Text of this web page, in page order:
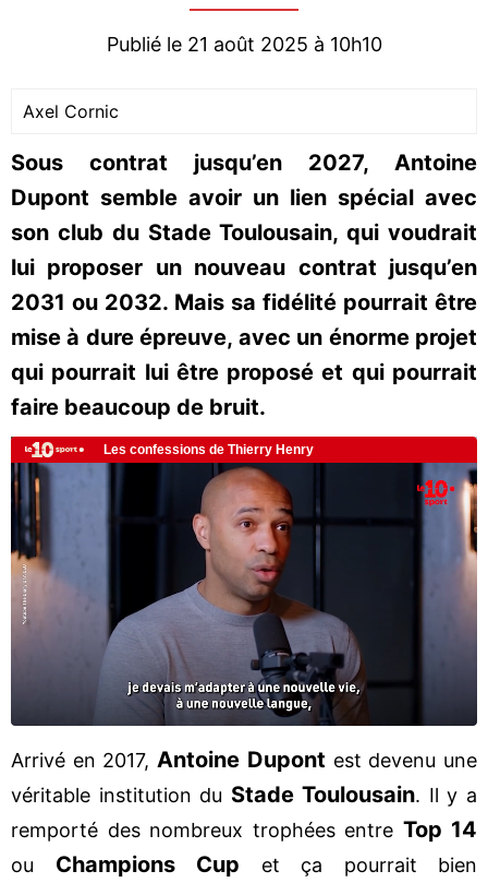
Publié le 21 août 2025 à 10h10
Axel Cornic
Sous contrat jusqu’en 2027, Antoine
Dupont semble avoir un lien spécial avec
son club du Stade Toulousain, qui voudrait
lui proposer un nouveau contrat jusqu’en
2031 ou 2032. Mais sa fidélité pourrait être
mise à dure épreuve, avec un énorme projet
qui pourrait lui être proposé et qui pourrait
faire beaucoup de bruit.
Arrivé en 2017, Antoine Dupont est devenu une
véritable institution du Stade Toulousain. Il y a
remporté des nombreux trophées entre Top 14
ou Champions Cup et ça pourrait bien